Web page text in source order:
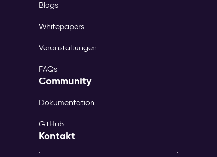
Blogs
Whitepapers
Veranstaltungen
FAQs
Community
Dokumentation
GitHub
Kontakt